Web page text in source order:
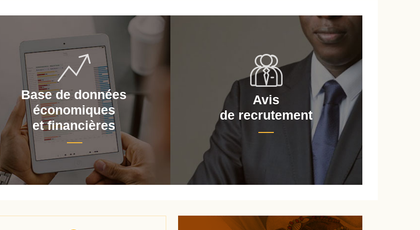
Base de données
économiques
et financières
Avis
de recrutement